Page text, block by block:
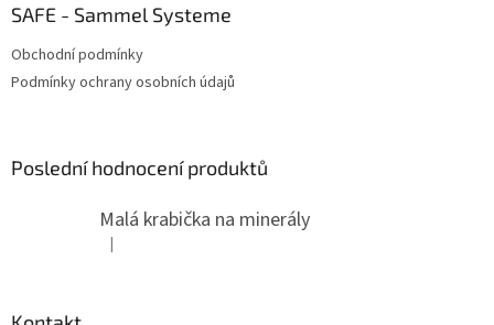
SAFE - Sammel Systeme
Obchodní podmínky
Podmínky ochrany osobních údajů
Poslední hodnocení produktů
Malá krabička na minerály
Hodnocení produktu je 4 z 5 hvězdiček.
|